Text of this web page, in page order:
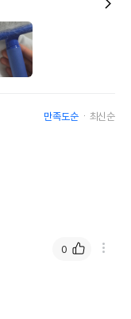
만족도순 최신순
0